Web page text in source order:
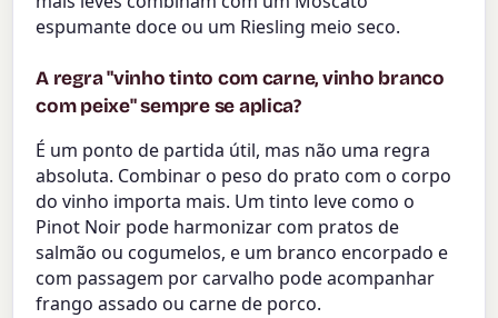
espumante doce ou um Riesling meio seco.
A regra "vinho tinto com carne, vinho branco
com peixe" sempre se aplica?
É um ponto de partida útil, mas não uma regra
absoluta. Combinar o peso do prato com o corpo
do vinho importa mais. Um tinto leve como o
Pinot Noir pode harmonizar com pratos de
salmão ou cogumelos, e um branco encorpado e
com passagem por carvalho pode acompanhar
frango assado ou carne de porco.